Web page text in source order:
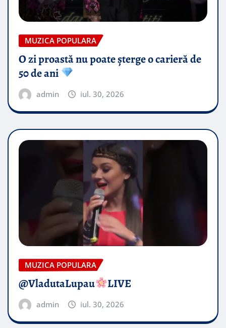
MUZICA POPULARA
O zi proastă nu poate șterge o carieră de
50 de ani
admin iul. 30, 2026
MUZICA POPULARA
​@VladutaLupau LIVE
admin iul. 30, 2026